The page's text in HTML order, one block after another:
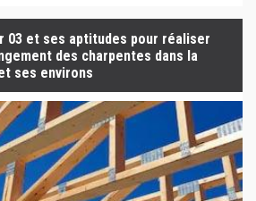
03 et ses aptitudes pour réaliser
des charpentes dans la
ses environs